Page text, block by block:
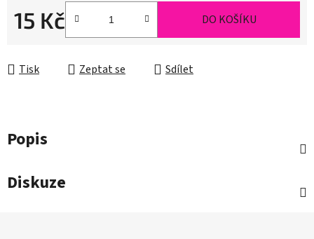
15 Kč
Měrná cena:
DO KOŠÍKU
Tisk Zeptat se Sdílet
Popis
Diskuze